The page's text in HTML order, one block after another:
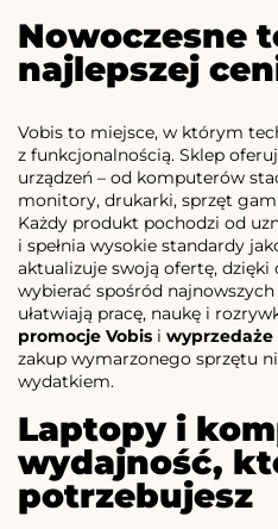
Nowoczesne
najlepszej
Vobis to miejsce, w którym
z funkcjonalnością. Sklep
urządzeń – od komputerów
monitory, drukarki, sprzęt
Każdy produkt pochodzi od
i spełnia wysokie standardy
aktualizuje swoją ofertę,
wybierać spośród
ułatwiają pracę, naukę i
promocje Vobis i wyprzedaże
zakup wymarzonego sprzętu
wydatkiem.
Laptopy i
wydajność,
potrzebujesz